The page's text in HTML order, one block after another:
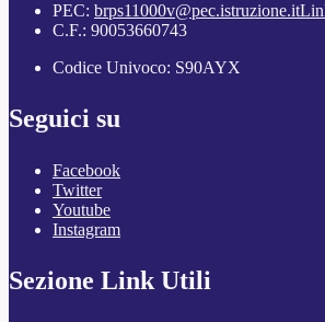
PEC: brps11000v@pec.istruzione.it
C.F.: 90053660743
Codice Univoco: S90AYX
Seguici su
Facebook
Twitter
Youtube
Instagram
Sezione Link Utili